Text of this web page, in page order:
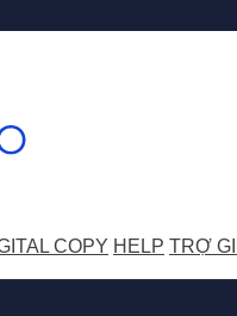
COPY HELP TRỢ